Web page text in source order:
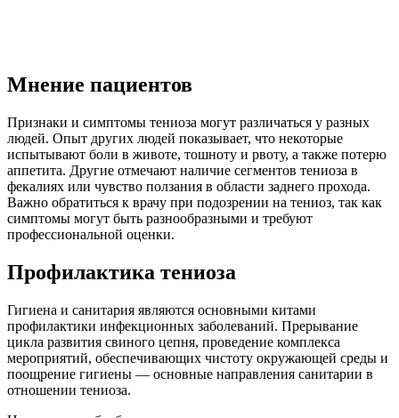
Мнение пациентов
Признаки и симптомы тениоза могут различаться у разных
людей. Опыт других людей показывает, что некоторые
испытывают боли в животе, тошноту и рвоту, а также потерю
аппетита. Другие отмечают наличие сегментов тениоза в
фекалиях или чувство ползания в области заднего прохода.
Важно обратиться к врачу при подозрении на тениоз, так как
симптомы могут быть разнообразными и требуют
профессиональной оценки.
Профилактика тениоза
Гигиена и санитария являются основными китами
профилактики инфекционных заболеваний. Прерывание
цикла развития свиного цепня, проведение комплекса
мероприятий, обеспечивающих чистоту окружающей среды и
поощрение гигиены — основные направления санитарии в
отношении тениоза.